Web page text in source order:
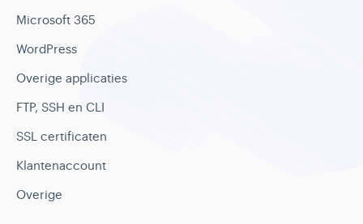
Microsoft 365
WordPress
Overige applicaties
FTP, SSH en CLI
SSL certificaten
Klantenaccount
Overige